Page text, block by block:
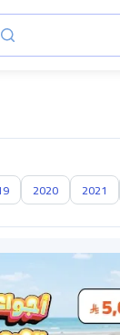
2021
2020